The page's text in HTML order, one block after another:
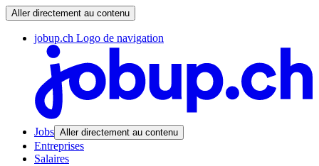
Aller directement au contenu
jobup.ch Logo de navigation
Jobs Aller directement au contenu
Entreprises
Salaires